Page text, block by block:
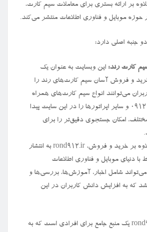
بر ارائه بستری برای معاملات سیم کارت،
موبایل و فناوری اطلاعات منتشر می‌کند.
کارت رند: این وبسایت به عنوان یک
خرید و فروش آسان سیم کارت‌های رند را
می‌توانند انواع سیم کارت‌های همراه
اول با کدهای مختلف ۰۹۱۲ و سایر اپراتورها را در این سایت پیدا
امکان جستجوی دقیق‌تر را برای
علاوه بر خرید و فروش، rond912.ir به انتشار
دنیای موبایل و فناوری اطلاعات
شامل اخبار، آموزش‌ها، بررسی‌ها و
که به افزایش دانش کاربران در این
به طور خلاصه، rond912.ir یک منبع جامع برای افرادی است که به